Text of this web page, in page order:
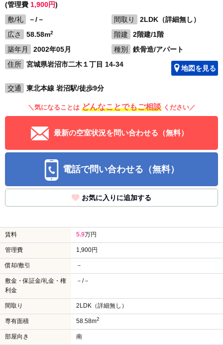
(管理費 1,900円)
敷/礼
－/－ 間取り
2LDK（詳細無し）
広さ
58.58m2 階建
2階建/1階
築年月
2002年05月 種別
鉄骨造/アパート
住所
宮城県岩沼市二木１丁目 14-34 地図を見る
交通 東北本線 岩沼駅/徒歩9分
＼気になることは どんなことでもご相談 ください／
最新の空室状況を問い合わせる（無料）
電話で問い合わせる（無料）
お気に入りに追加する
賃料 5.9万円
管理費 1,900円
償却/敷引 －
敷金・保証金/礼金・権
利金
－/－
間取り 2LDK（詳細無し）
専有面積 58.58m2
部屋向き 南